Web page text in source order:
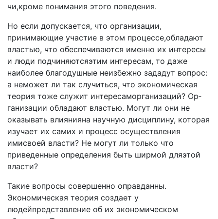
чи,кроме понимания этого поведения.
Но если допускается, что организации,
принимающие участие в этом процессе,обладают
властью, что обеспе­чиваются именно их интересы
и люди подчиняютсяэтим интересам, то даже
наиболее благодушные неизбежно за­дадут вопрос:
а неможет ли так случиться, что экономи­ческая
теория тоже служит интересаморганизаций? Ор­
ганизации обладают властью. Могут ли они не
оказывать влиянияна научную дисциплину, которая
изучает их самих и процесс осуществления
имисвоей власти? Не мо­гут ли только что
приведенные определения быть шир­мой дляэтой
власти?
Такие вопросы совершенно оправданны.
Экономичес­кая теория создает у
людейпредставление об их экономическом